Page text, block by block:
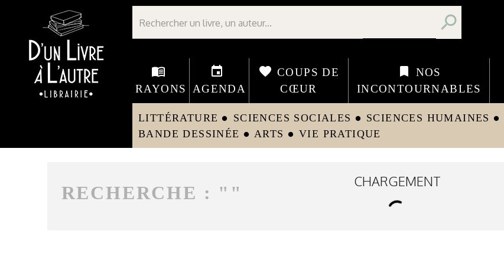
Librairie D'un livre à l'autre - Avranches
search
menu_book
RAYONS
event
AGENDA
favorite COUPS DE
CŒUR
bookmark
NOS
INCONTOURNABLES
LITTÉRATURE circle SCIENCES SOCIALES circle SCIENCES HUMAINES circle
BANDE DESSINÉE circle ARTS circle VIE PRATIQUE
RECHERCHE : " "
CHARGEMENT